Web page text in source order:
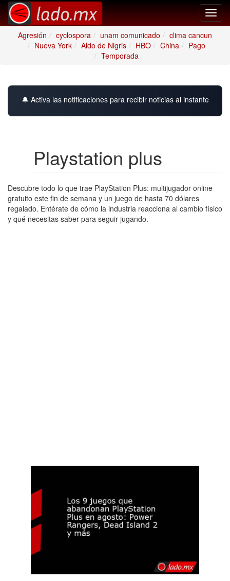
Agresión
cyclospora unam comunicado
clima cancun
Nueva York
Aldo de Nigris HBO China
Pago
Temporada
🔔 Activa las notificaciones para recibir noticias al instante
Playstation plus
Descubre todo lo que trae PlayStation Plus: multijugador online
gratuito este fin de semana y un juego de hasta 70 dólares
regalado. Entérate de cómo la industria reacciona al cambio físico
y qué necesitas saber para seguir jugando.